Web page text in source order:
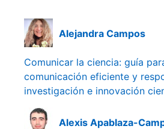
Alejandra Campos
Comunicar la ciencia: guía
comunicación eficiente y
investigación e innovación
Alexis Apablaza-